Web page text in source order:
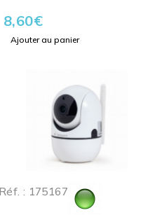
8,60€
Ajouter au panier
Réf. : 175167